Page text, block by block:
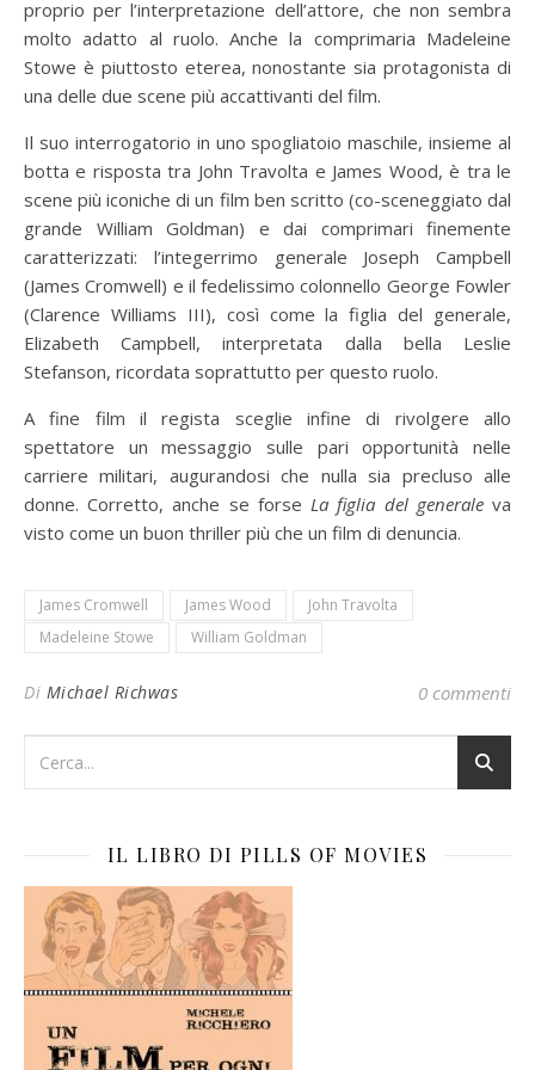
proprio per l’interpretazione dell’attore, che non sembra
molto adatto al ruolo. Anche la comprimaria Madeleine
Stowe è piuttosto eterea, nonostante sia protagonista di
una delle due scene più accattivanti del film.
Il suo interrogatorio in uno spogliatoio maschile, insieme al
botta e risposta tra John Travolta e James Wood, è tra le
scene più iconiche di un film ben scritto (co-sceneggiato dal
grande William Goldman) e dai comprimari finemente
caratterizzati: l’integerrimo generale Joseph Campbell
(James Cromwell) e il fedelissimo colonnello George Fowler
(Clarence Williams III), così come la figlia del generale,
Elizabeth Campbell, interpretata dalla bella Leslie
Stefanson, ricordata soprattutto per questo ruolo.
A fine film il regista sceglie infine di rivolgere allo
spettatore un messaggio sulle pari opportunità nelle
carriere militari, augurandosi che nulla sia precluso alle
donne. Corretto, anche se forseLa figlia del generaleva
visto come un buon thriller più che un film di denuncia.
James Cromwell James Wood
John Travolta
Madeleine Stowe
William Goldman
Di Michael Richwas 0 commenti
IL LIBRO DI PILLS OF MOVIES